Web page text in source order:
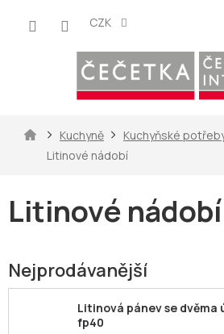
CZK
DomůKuchyně Kuchyňské
Litinové nádobí
Litinové nádobí
Nejprodávanější
Litinová pánev se dvěma
fp40